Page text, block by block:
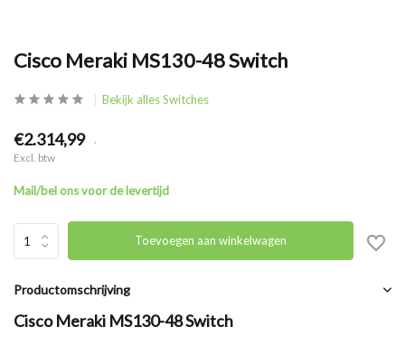
Cisco Meraki MS130-48 Switch
Bekijk alles Switches
€2.314,99 .
Excl. btw
Mail/bel ons voor de levertijd
Toevoegen aan winkelwagen
Productomschrijving
Cisco Meraki MS130-48 Switch